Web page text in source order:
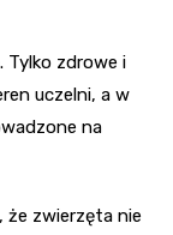
Tylko zdrowe i
uczelni, a w
na
że zwierzęta nie